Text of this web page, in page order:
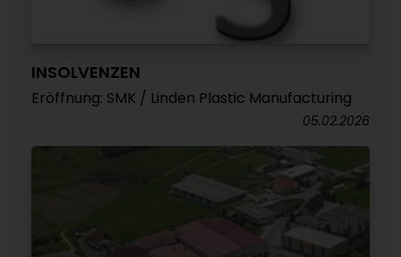
INSOLVENZEN
Eröffnung: SMK / Linden Plastic Manufacturing
05.02.2026